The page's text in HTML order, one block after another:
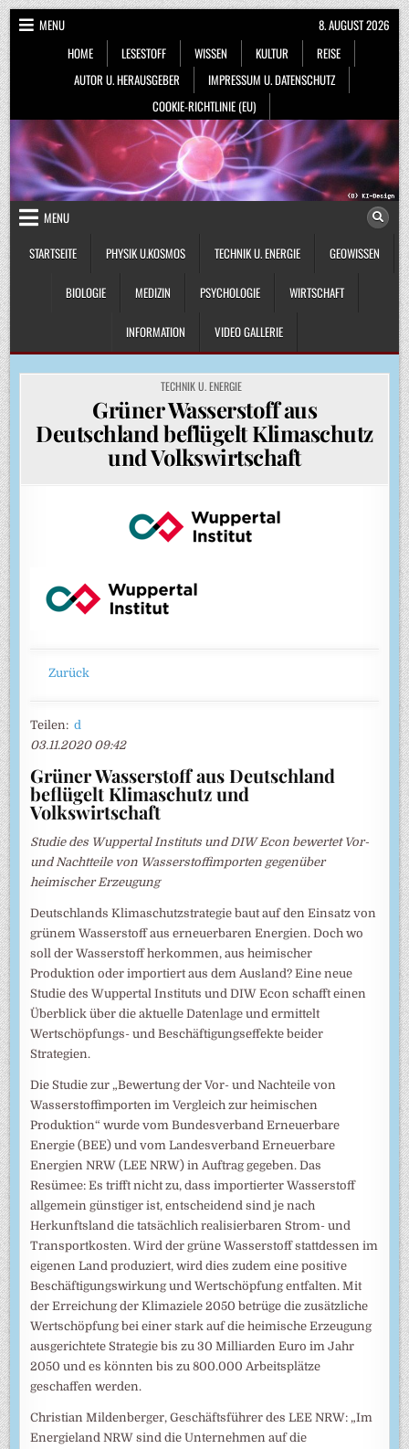
Skip
to
content
MENU
HOME
LESESTOFF WISSEN KULTUR
REISE
AUTOR U. HERAUSGEBER
IMPRESSUM U. DATENSCHUTZ
COOKIE-RICHTLINIE (EU)
8. AUGUST 2026
MENU
STARTSEITE
PHYSIK U.KOSMOS TECHNIK U. ENERGIE GEOWISSEN
BIOLOGIE MEDIZIN PSYCHOLOGIE WIRTSCHAFT
INFORMATION VIDEO GALLERIE
POSTED
IN
TECHNIK U. ENERGIE
Grüner Wasserstoff aus
Deutschland beflügelt Klimaschutz
und Volkswirtschaft
Zurück
Teilen:d
03.11.2020 09:42
Grüner Wasserstoff aus Deutschland
beflügelt Klimaschutz und
Volkswirtschaft
Studie des Wuppertal Instituts und DIW Econ bewertet Vor-
und Nachtteile von Wasserstoffimporten gegenüber
heimischer Erzeugung
Deutschlands Klimaschutzstrategie baut auf den Einsatz von
grünem Wasserstoff aus erneuerbaren Energien. Doch wo
soll der Wasserstoff herkommen, aus heimischer
Produktion oder importiert aus dem Ausland? Eine neue
Studie des Wuppertal Instituts und DIW Econ schafft einen
Überblick über die aktuelle Datenlage und ermittelt
Wertschöpfungs- und Beschäftigungseffekte beider
Strategien.
Die Studie zur „Bewertung der Vor- und Nachteile von
Wasserstoffimporten im Vergleich zur heimischen
Produktion“ wurde vom Bundesverband Erneuerbare
Energie (BEE) und vom Landesverband Erneuerbare
Energien NRW (LEE NRW) in Auftrag gegeben. Das
Resümee: Es trifft nicht zu, dass importierter Wasserstoff
allgemein günstiger ist, entscheidend sind je nach
Herkunftsland die tatsächlich realisierbaren Strom- und
Transportkosten. Wird der grüne Wasserstoff stattdessen im
eigenen Land produziert, wird dies zudem eine positive
Beschäftigungswirkung und Wertschöpfung entfalten. Mit
der Erreichung der Klimaziele 2050 betrüge die zusätzliche
Wertschöpfung bei einer stark auf die heimische Erzeugung
ausgerichtete Strategie bis zu 30 Milliarden Euro im Jahr
2050 und es könnten bis zu 800.000 Arbeitsplätze
geschaffen werden.
Christian Mildenberger, Geschäftsführer des LEE NRW: „Im
Energieland NRW sind die Unternehmen auf die